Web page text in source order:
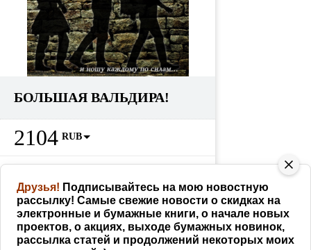
БОЛЬШАЯ ВАЛЬДИРА!
2104 RUB
Партнерам 228 RUB
как заработать
КУПИТЬ
Друзья! Подписывайтесь на мою новостную
рассылку! Самые свежие новости о скидках на
электронные и бумажные книги, о начале новых
проектов, о акциях, выходе бумажных новинок,
рассылка статей и продолжений некоторых моих